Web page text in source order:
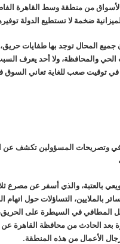
من منطقة وسط القاهرة
لميزانية ضخمة لا تستطيع الدولة
المحال توجد بها طفايات حريق،
الحي والمحافظة، ولا أحد يعرف
في توقيت صعب للغاية تعاني السوق
وتصريحات المسؤولين تكشف عن
بالعتبة، والذي أسفر عن مصرع
بالملايين، التساؤلات حول اتهام
المطافي في السيطرة على الحريق،
بعد الحادث من محافظة القاهرة
الأعمال من هذه المنطقة.